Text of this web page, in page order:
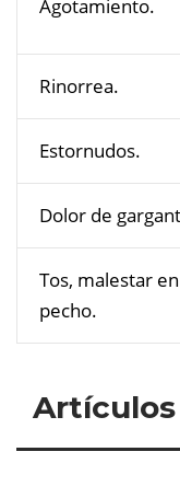
Agotamiento.
Rinorrea.
Estornudos.
Dolor de
Tos, malestar
pecho.